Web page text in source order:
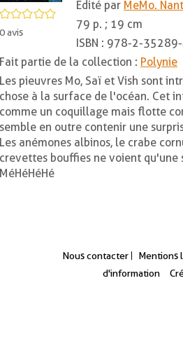
5
0avis
Edité par MeMo.
79 p. ; 19 cm
ISBN : 978-2-
Fait partie de la collection : Polynie
Les pieuvres Mo, Saï et Vish sont
chose à la surface de l'océan. Cet
comme un coquillage mais flotte
semble en outre contenir une
Les anémones albinos, le crabe
crevettes bouffies ne voient qu'une
MéHéHéHé
Nous contacter Mentions
d'information